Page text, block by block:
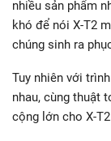
nhiều sản phẩm
khó để nói X-T2
chúng sinh ra
Tuy nhiên với
nhau, cùng thuật
cộng lớn cho X-